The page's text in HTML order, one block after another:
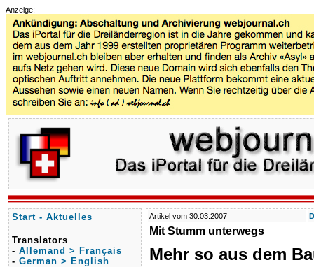
Anzeige:
Start - Aktuelles
Translators
- Allemand > Français
- German > English
Artikel vom 30.03.2007
Mit Stumm unterwegs
Mehr so aus dem